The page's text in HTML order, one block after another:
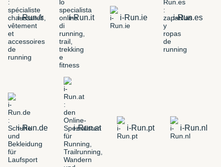
i-Run.fr i-Run.it i-Run.ie i-Run.es
i-Run.de i-Run.at i-Run.pt i-Run.nl